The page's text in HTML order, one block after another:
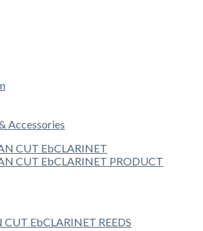
Accessories
CUT EbCLARINET REEDS